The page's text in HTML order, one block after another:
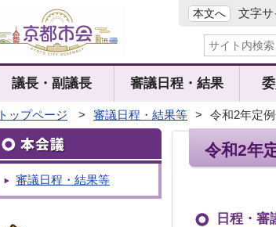
本文へ 文字
議長・副議長 審議日程・結果
トップページ > 審議日程・結果等 > 令和2年定
審議日程・結果等
令和2年
日程・審